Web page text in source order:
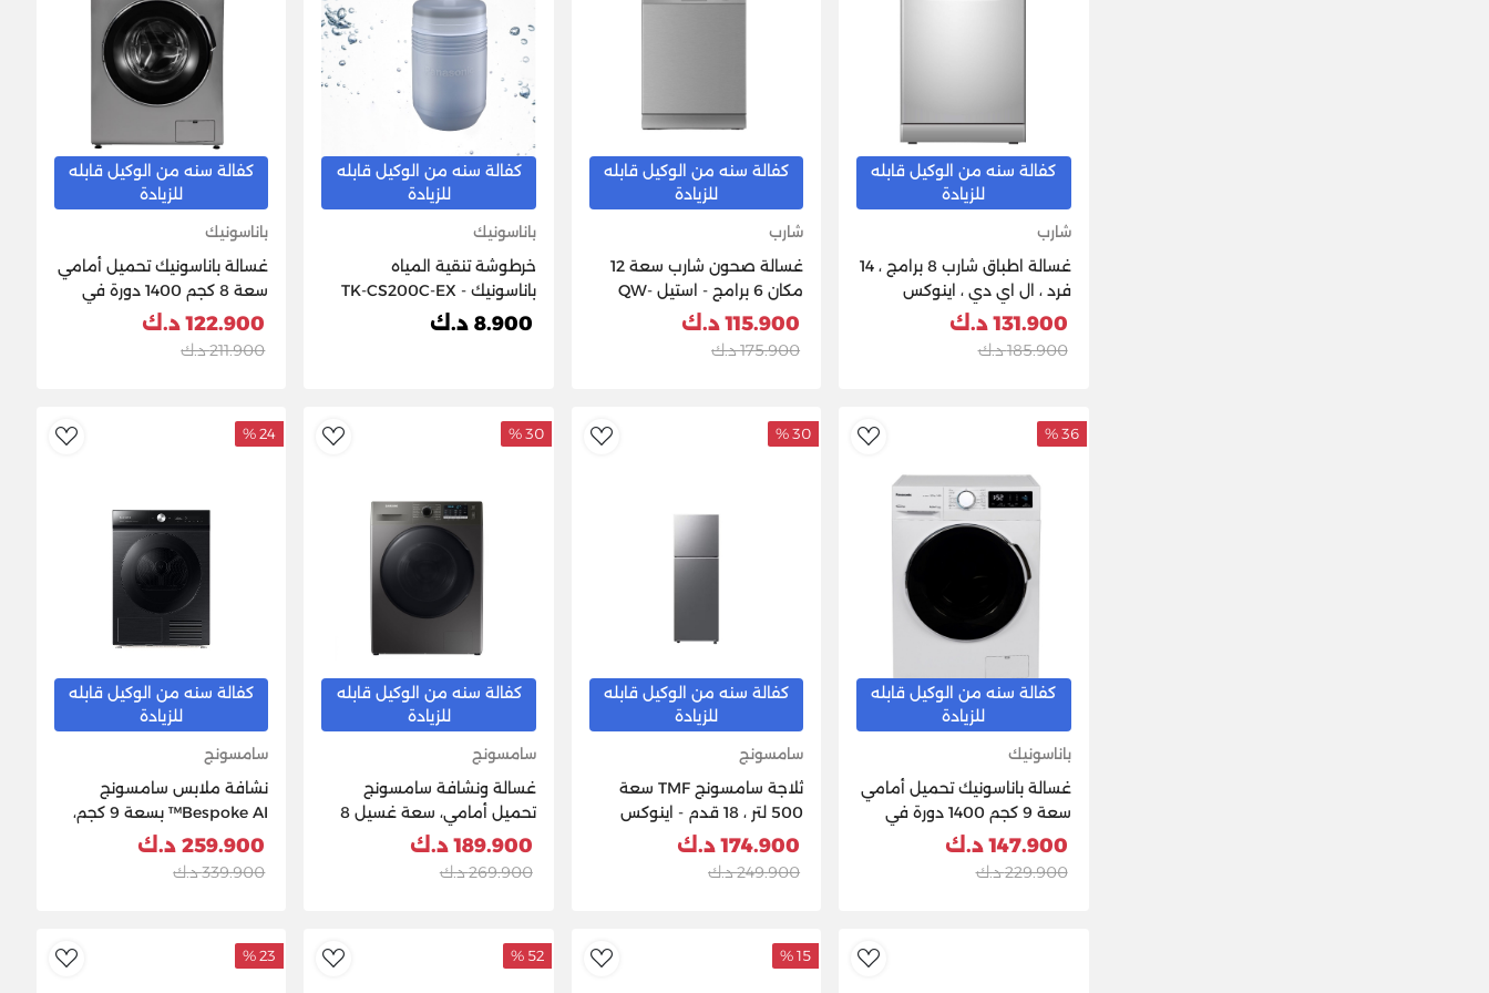
كفالة سنه من الوكيل قابله
للزيادة
شارب
غسالة اطباق شارب 8 برامج ، 14
فرد ، ال اي دي ، اينوكس
131.900 د.ك
185.900 د.ك
كفالة سنه من الوكيل قابله
للزيادة
شارب
غسالة صحون شارب سعة 12
مكان 6 برامج - استيل QW-
MB612-SS3
115.900 د.ك
175.900 د.ك
كفالة سنه من الوكيل قابله
للزيادة
باناسونيك
خرطوشة تنقية المياه
باناسونيك - TK-CS200C-EX
8.900 د.ك
كفالة سنه من الوكيل قابله
للزيادة
باناسونيك
غسالة باناسونيك تحميل أمامي
سعة 8 كجم 1400 دورة في
16MG1LKW
122.900 د.ك
211.900 د.ك
AddToWishlist
36 %
كفالة سنه من الوكيل قابله
للزيادة
باناسونيك
غسالة باناسونيك تحميل أمامي
سعة 9 كجم 1400 دورة في
الدقيقة، بيضاء - NA-
18MG1WKW
147.900 د.ك
229.900 د.ك
AddToWishlist
30 %
كفالة سنه من الوكيل قابله
للزيادة
سامسونج
ثلاجة سامسونج TMF سعة
500 لتر ، 18 قدم - اينوكس
174.900 د.ك
249.900 د.ك
AddToWishlist
30 %
كفالة سنه من الوكيل قابله
للزيادة
سامسونج
غسالة ونشافة سامسونج
تحميل أمامي، سعة غسيل 8
189.900 د.ك
269.900 د.ك
24 %
كفالة سنه من الوكيل قابله
للزيادة
سامسونج
نشافة ملابس سامسونج
Bespoke AI™ بسعة 9 كجم،
QuickDrive™
259.900 د.ك
339.900 د.ك
AddToWishlist
AddToWishlist
15 %
AddToWishlist
52 %
23 %